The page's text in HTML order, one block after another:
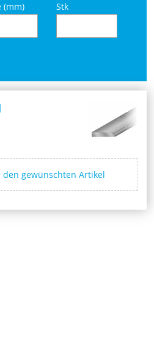
(mm) Stk
den gewünschten Artikel